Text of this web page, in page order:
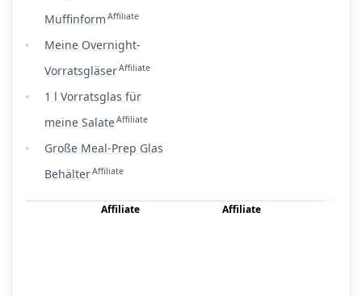
Muffinform Affiliate
Meine Overnight-
VorratsgläserAffiliate
1 l Vorratsglas für
meine SalateAffiliate
Große Meal-Prep Glas
BehälterAffiliate
Affiliate Affiliate